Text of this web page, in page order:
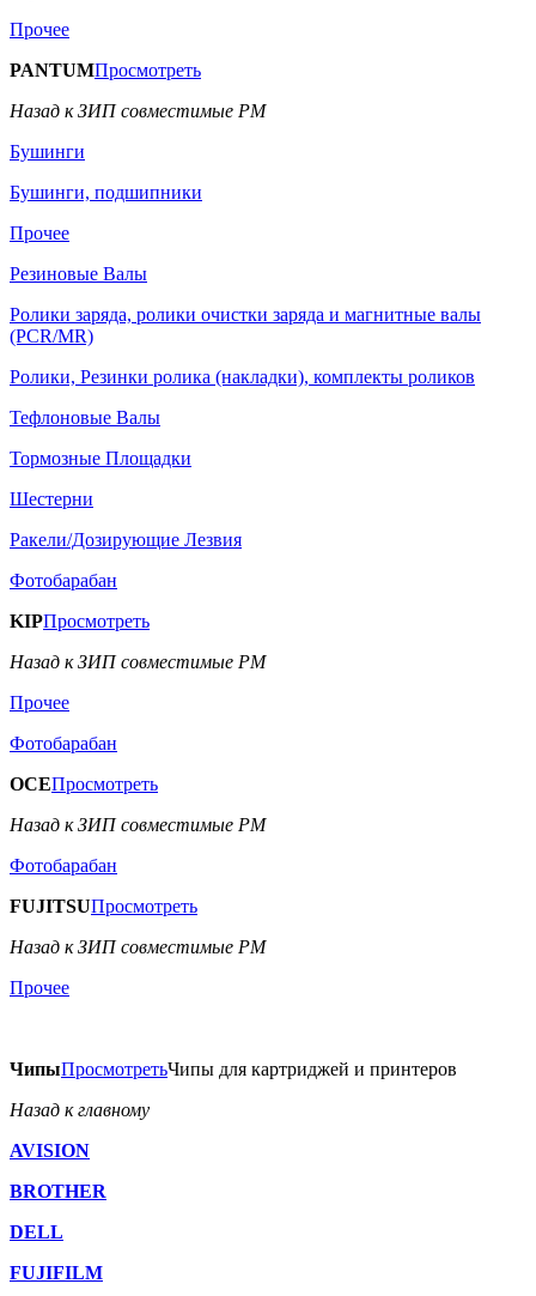
Прочее
PANTUMПросмотреть
Назад к ЗИП совместимые РМ
Бушинги
Бушинги, подшипники
Прочее
Резиновые Валы
Ролики заряда, ролики очистки заряда и магнитные валы
(PCR/MR)
Ролики, Резинки ролика (накладки), комплекты роликов
Тефлоновые Валы
Тормозные Площадки
Шестерни
Ракели/Дозирующие Лезвия
Фотобарабан
KIPПросмотреть
Назад к ЗИП совместимые РМ
Прочее
Фотобарабан
OCEПросмотреть
Назад к ЗИП совместимые РМ
Фотобарабан
FUJITSUПросмотреть
Назад к ЗИП совместимые РМ
Прочее
ЧипыПросмотретьЧипы для картриджей и принтеров
Назад к главному
AVISION
BROTHER
DELL
FUJIFILM